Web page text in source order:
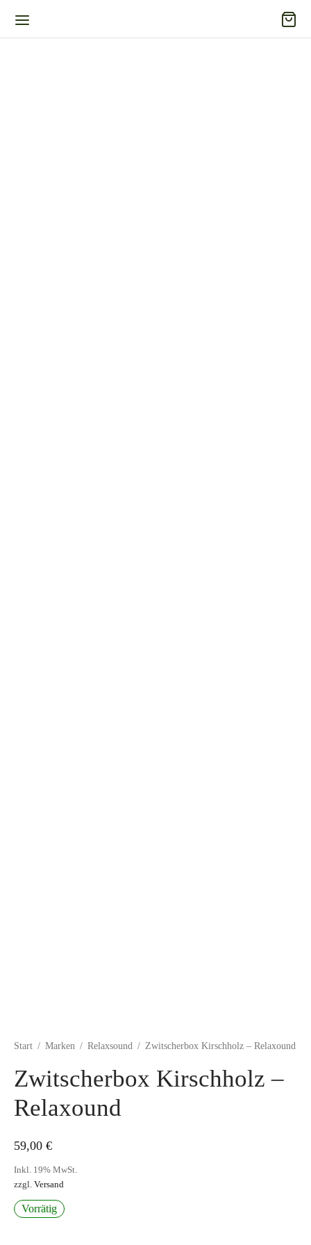
Start / Marken / Relaxsound / Zwitscherbox Kirschholz – Relaxound
Zwitscherbox Kirschholz –
Relaxound
59,00 €
Inkl. 19% MwSt.
zzgl. Versand
Vorrätig